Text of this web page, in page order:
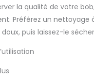
la qualité de votre
Préférez un nettoyage
puis laissez-le sécher